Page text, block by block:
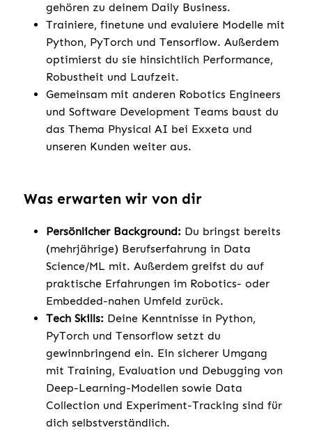
gehören zu deinem Daily Business.
Trainiere, finetune und evaluiere Modelle mit
Python, PyTorch und Tensorflow. Außerdem
optimierst du sie hinsichtlich Performance,
Robustheit und Laufzeit.
Gemeinsam mit anderen Robotics Engineers
und Software Development Teams baust du
das Thema Physical AI bei Exxeta und
unseren Kunden weiter aus.
Was erwarten wir von dir
Persönlicher Background: Du bringst bereits
(mehrjährige) Berufserfahrung in Data
Science/ML mit. Außerdem greifst du auf
praktische Erfahrungen im Robotics- oder
Embedded-nahen Umfeld zurück.
Tech Skills: Deine Kenntnisse in Python,
PyTorch und Tensorflow setzt du
gewinnbringend ein. Ein sicherer Umgang
mit Training, Evaluation und Debugging von
Deep-Learning-Modellen sowie Data
Collection und Experiment-Tracking sind für
dich selbstverständlich.